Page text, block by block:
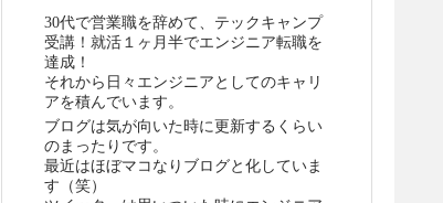
30代で営業職を辞めて、テックキャンプ
受講！就活１ヶ月半でエンジニア転職を
達成！
それから日々エンジニアとしてのキャリ
アを積んでいます。
ブログは気が向いた時に更新するくらい
のまったりです。
最近はほぼマコなりブログと化していま
す（笑）